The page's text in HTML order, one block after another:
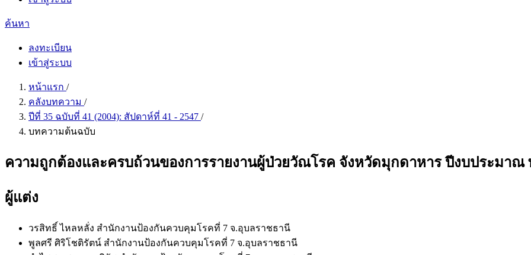
ค้นหา
ลงทะเบียน
เข้าสู่ระบบ
หน้าแรก /
คลังบทความ /
ปีที่ 35 ฉบับที่ 41 (2004): สัปดาห์ที่ 41 - 2547 /
บทความต้นฉบับ
ความถูกต้องและครบถ้วนของการรายงานผู้ป่วยวัณโรค จังหวัดมุกดาหาร ปีงบประมาณ
ผู้แต่ง
วรสิทธิ์ ไหลหลั่ง สำนักงานป้องกันควบคุมโรคที่ 7 จ.อุบลราชธานี
พูลศรี ศิริโชติรัตน์ สำนักงานป้องกันควบคุมโรคที่ 7 จ.อุบลราชธานี